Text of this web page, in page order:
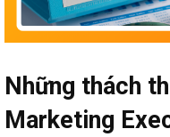
Những thách
Marketing